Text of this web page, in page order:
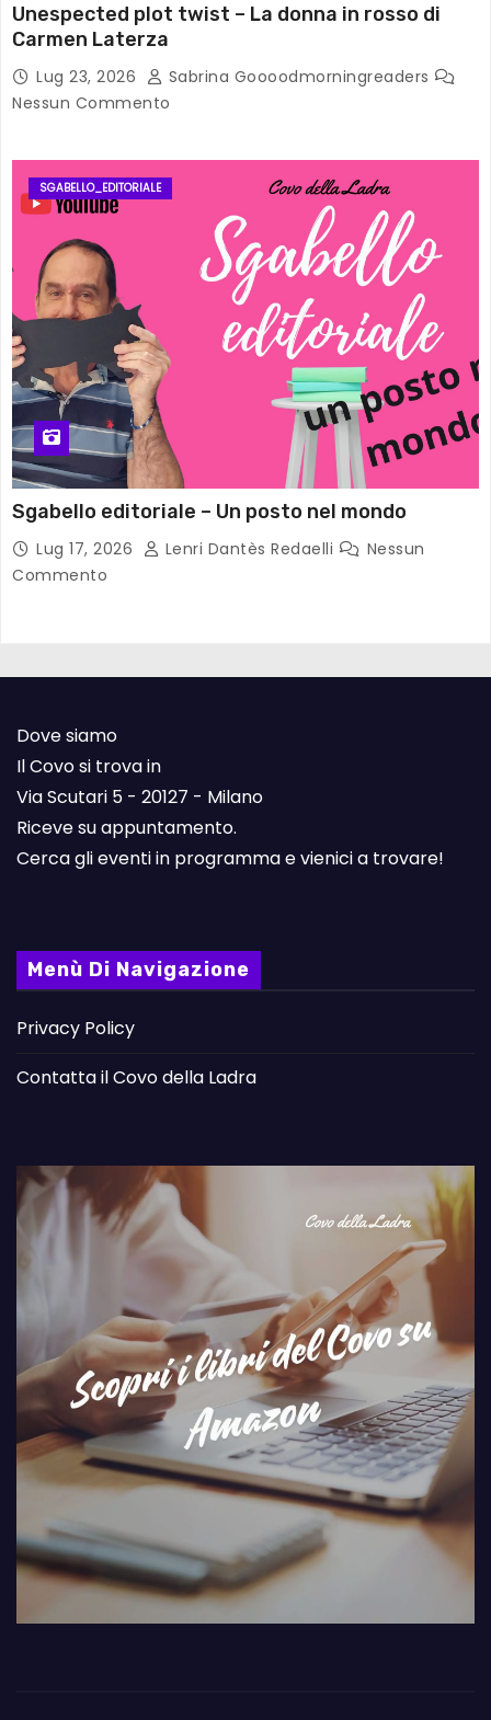
Unespected plot twist – La donna in rosso di
Carmen Laterza
Lug 23, 2026
Sabrina Goooodmorningreaders
Nessun Commento
SGABELLO_EDITORIALE
Sgabello editoriale – Un posto nel mondo
Lug 17, 2026 Lenri Dantès Redaelli
Nessun
Commento
Dove siamo
Il Covo si trova in
Via Scutari 5 - 20127 - Milano
Riceve su appuntamento.
Cerca gli eventi in programma e vienici a trovare!
Menù Di Navigazione
Privacy Policy
Contatta il Covo della Ladra